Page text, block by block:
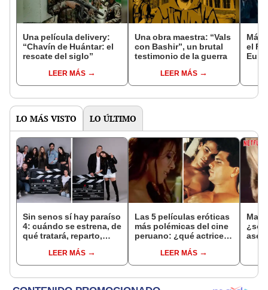
Una película delivery:
“Chavín de Huántar: el
rescate del siglo”
LEER MÁS
Una obra maestra: “Vals
con Bashir”, un brutal
testimonio de la guerra
LEER MÁS
Más
el
LO MÁS VISTO LO ÚLTIMO
Sin senos sí hay paraíso
4: cuándo se estrena, de
qué tratará, reparto,
todo sobre la nueva
temporada de la serie en
LEER MÁS
Las 5 películas eróticas
más polémicas del cine
peruano: ¿qué actrices
LEER MÁS